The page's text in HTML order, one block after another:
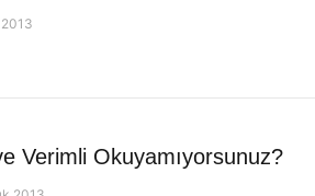
2013
Verimli Okuyamıyorsunuz?